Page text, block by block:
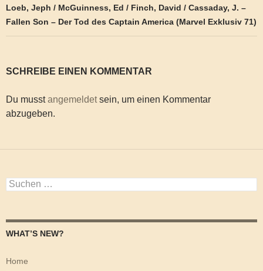
Loeb, Jeph / McGuinness, Ed / Finch, David / Cassaday, J. –
Fallen Son – Der Tod des Captain America (Marvel Exklusiv 71)
SCHREIBE EINEN KOMMENTAR
Du musstangemeldetsein, um einen Kommentar
abzugeben.
Suchen
nach:
WHAT’S NEW?
Home